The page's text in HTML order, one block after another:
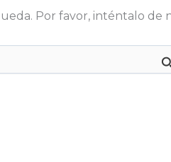
Por favor, inténtalo de